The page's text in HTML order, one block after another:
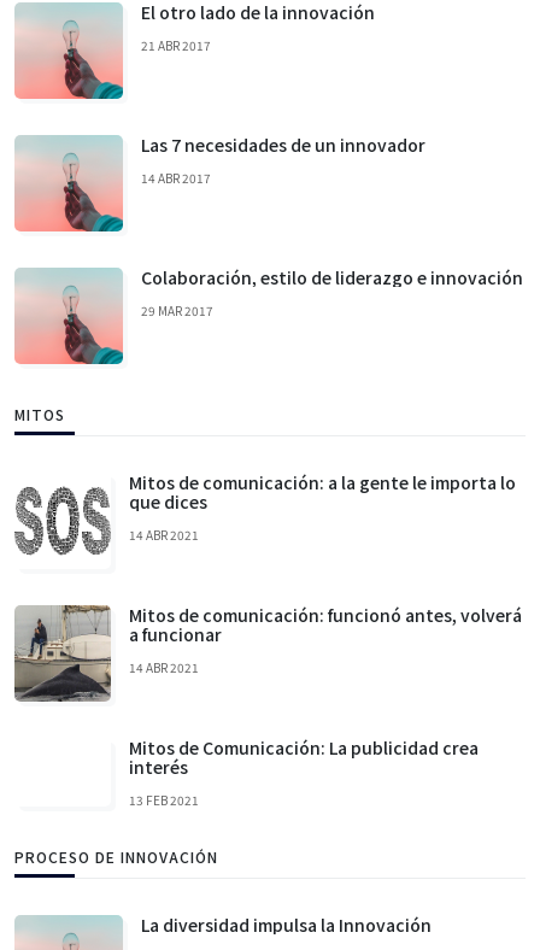
El otro lado de la innovación
21 ABR 2017
Las 7 necesidades de un innovador
14 ABR 2017
Colaboración, estilo de liderazgo e innovación
29 MAR 2017
MITOS
Mitos de comunicación: a la gente le importa lo
que dices
14 ABR 2021
Mitos de comunicación: funcionó antes, volverá
a funcionar
14 ABR 2021
Mitos de Comunicación: La publicidad crea
interés
13 FEB 2021
PROCESO DE INNOVACIÓN
La diversidad impulsa la Innovación